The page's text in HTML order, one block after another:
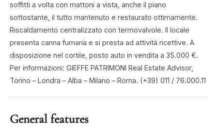
soffitti a volta con mattoni a vista, anche il piano
sottostante, il tutto mantenuto e restaurato ottimamente.
Riscaldamento centralizzato con termovalvole. Il locale
presenta canna fumaria e si presta ad attività ricettive. A
disposizione nel cortile, posto auto in vendita a 35.000 €.
Per informazioni: GIEFFE PATRIMONI Real Estate Advisor,
Torino – Londra – Alba – Milano – Roma. (+39) 011 / 76.000.11
General features